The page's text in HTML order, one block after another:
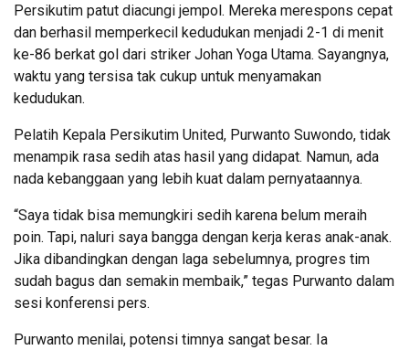
Persikutim patut diacungi jempol. Mereka merespons cepat
dan berhasil memperkecil kedudukan menjadi 2-1 di menit
ke-86 berkat gol dari striker Johan Yoga Utama. Sayangnya,
waktu yang tersisa tak cukup untuk menyamakan
kedudukan.
Pelatih Kepala Persikutim United, Purwanto Suwondo, tidak
menampik rasa sedih atas hasil yang didapat. Namun, ada
nada kebanggaan yang lebih kuat dalam pernyataannya.
“Saya tidak bisa memungkiri sedih karena belum meraih
poin. Tapi, naluri saya bangga dengan kerja keras anak-anak.
Jika dibandingkan dengan laga sebelumnya, progres tim
sudah bagus dan semakin membaik,” tegas Purwanto dalam
sesi konferensi pers.
Purwanto menilai, potensi timnya sangat besar. Ia